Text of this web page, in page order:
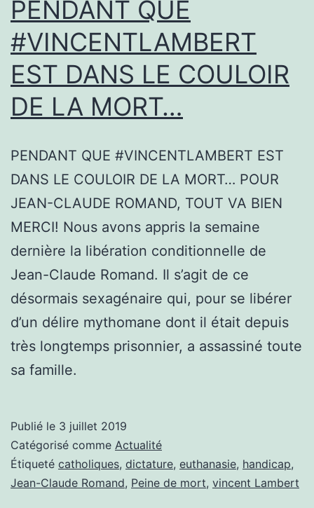
PENDANT QUE
#VINCENTLAMBERT
EST DANS LE COULOIR
DE LA MORT…
PENDANT QUE #VINCENTLAMBERT EST
DANS LE COULOIR DE LA MORT… POUR
JEAN-CLAUDE ROMAND, TOUT VA BIEN
MERCI! Nous avons appris la semaine
dernière la libération conditionnelle de
Jean-Claude Romand. Il s’agit de ce
désormais sexagénaire qui, pour se libérer
d’un délire mythomane dont il était depuis
très longtemps prisonnier, a assassiné toute
sa famille.
Publié le 3 juillet 2019
Catégorisé comme Actualité
Étiqueté catholiques, dictature, euthanasie, handicap,
Jean-Claude Romand, Peine de mort, vincent Lambert